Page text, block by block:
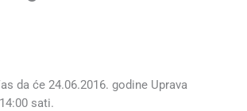
da će 24.06.2016. godine Uprava
sati.